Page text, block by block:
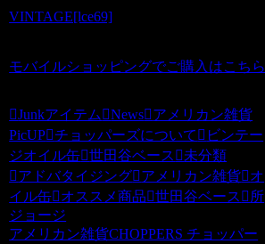
VINTAGE[lce69]
モバイルショッピングでご購入はこちら
Junkアイテム News
アメリカン雑貨
PicUP チョッパーズについて
ビンテー
ジオイル缶 世田谷ベース
未分類
アドバタイジング
アメリカン雑貨
オ
イル缶
オススメ商品 世田谷ベース
所
ジョージ
アメリカン雑貨CHOPPERS チョッパー